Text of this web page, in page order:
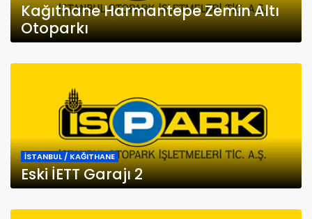
Kağıthane Harmantepe Zemin Altı
Otoparkı
İSTANBUL / KAĞITHANE
Eski İETT Garajı 2